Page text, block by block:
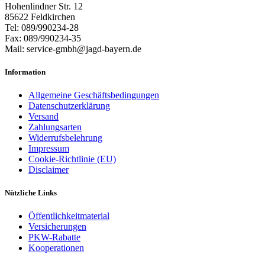
Hohenlindner Str. 12
85622 Feldkirchen
Tel: 089/990234-28
Fax: 089/990234-35
Mail: service-gmbh@jagd-bayern.de
Information
Allgemeine Geschäftsbedingungen
Datenschutzerklärung
Versand
Zahlungsarten
Widerrufsbelehrung
Impressum
Cookie-Richtlinie (EU)
Disclaimer
Nützliche Links
Öffentlichkeitmaterial
Versicherungen
PKW-Rabatte
Kooperationen